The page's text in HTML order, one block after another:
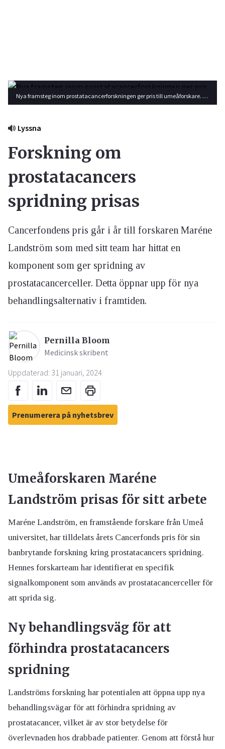
Nya framsteg inom prostatacancerforskningen ger pris till umeåforskare. Foto: Getty Images
Lyssna
Forskning om
prostatacancers
spridning prisas
Cancerfondens pris går i år till forskaren Maréne
Landström som med sitt team har hittat en
komponent som ger spridning av
prostatacancerceller. Detta öppnar upp för nya
behandlingsalternativ i framtiden.
Pernilla Bloom
Medicinsk skribent
Uppdaterad: 31 januari, 2024
Prenumerera på nyhetsbrev
Umeåforskaren Maréne
Landström prisas för sitt arbete
Maréne Landström, en framstående forskare från Umeå
universitet, har tilldelats årets Cancerfonds pris för sin
banbrytande forskning kring prostatacancers spridning.
Hennes forskarteam har identifierat en specifik
signalkomponent som används av prostatacancerceller för
att sprida sig.
Ny behandlingsväg för att
förhindra prostatacancers
spridning
Landströms forskning har potentialen att öppna upp nya
behandlingsvägar för att förhindra spridning av
prostatacancer, vilket är av stor betydelse för
överlevnaden hos drabbade patienter. Genom att förstå hur